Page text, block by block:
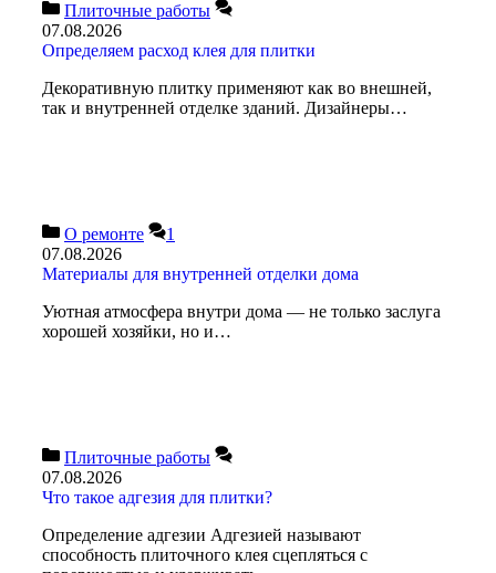
Плиточные работы
07.08.2026
Определяем расход клея для плитки
Декоративную плитку применяют как во внешней,
так и внутренней отделке зданий. Дизайнеры…
О ремонте
1
07.08.2026
Материалы для внутренней отделки дома
Уютная атмосфера внутри дома — не только заслуга
хорошей хозяйки, но и…
Плиточные работы
07.08.2026
Что такое адгезия для плитки?
Определение адгезии Адгезией называют
способность плиточного клея сцепляться с